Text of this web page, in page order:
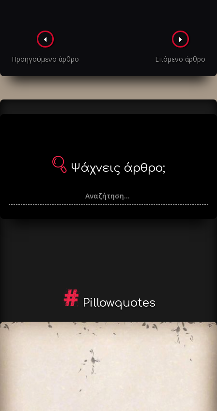
Πλοήγηση
στα
άρθρα
Προηγούμενο άρθρο Επόμενο άρθρο
Ψάχνεις άρθρο;
Pillowquotes